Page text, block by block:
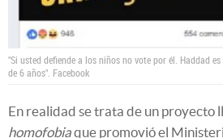
"Si usted defiende a los niños no vote por él. Haddad
de 6 años". Facebook
En realidad se trata de un proyecto
homofobiaque promovió el